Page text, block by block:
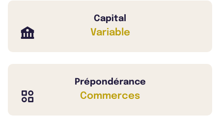
Capital
Variable
Prépondérance
Commerces